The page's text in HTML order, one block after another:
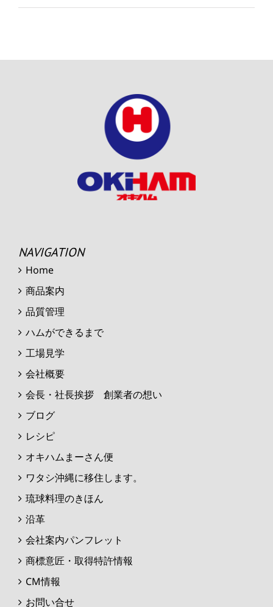
NAVIGATION
Home
商品案内
品質管理
ハムができるまで
工場見学
会社概要
会長・社長挨拶 創業者の想い
ブログ
レシピ
オキハムまーさん便
ワタシ沖縄に移住します。
琉球料理のきほん
沿革
会社案内パンフレット
商標意匠・取得特許情報
CM情報
お問い合せ